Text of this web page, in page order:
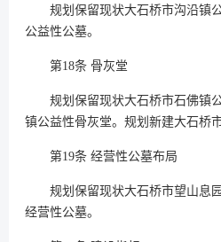
规划保留现状大石桥市沟沿镇
公益性公墓。
第18条 骨灰堂
规划保留现状大石桥市石佛镇
镇公益性骨灰堂。规划新建大石桥
第19条 经营性公墓布局
规划保留现状大石桥市望山息
经营性公墓。